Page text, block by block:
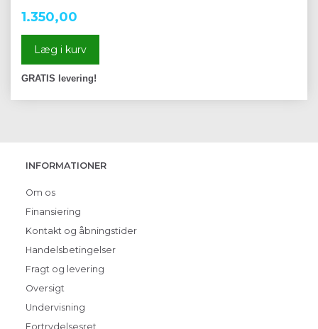
1.350,00
Læg i kurv
GRATIS levering!
INFORMATIONER
Om os
Finansiering
Kontakt og åbningstider
Handelsbetingelser
Fragt og levering
Oversigt
Undervisning
Fortrydelsesret